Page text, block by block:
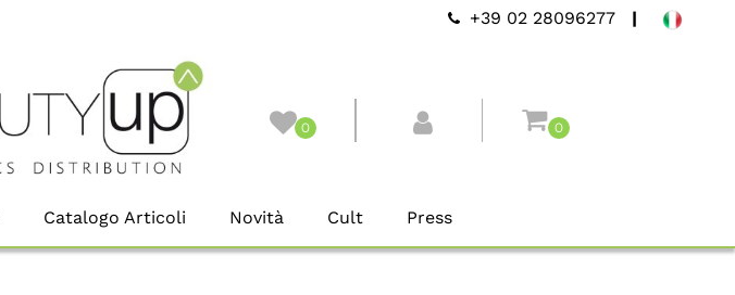
+39 02 28096277 |
0 0
Catalogo Articoli Novità Cult Press